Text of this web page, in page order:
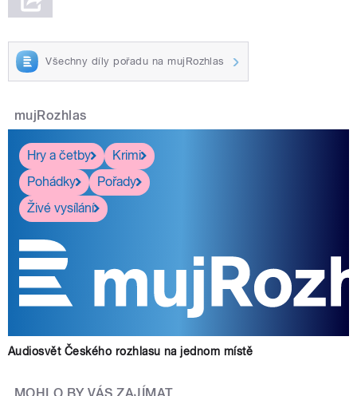
Všechny díly pořadu na mujRozhlas
mujRozhlas
Hry a četby
Krimi
Pohádky
Pořady
Živé vysílání
Audiosvět Českého rozhlasu na jednom místě
MOHLO BY VÁS ZAJÍMAT